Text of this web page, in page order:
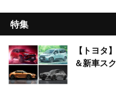
特集
【トヨタ
＆新車ス